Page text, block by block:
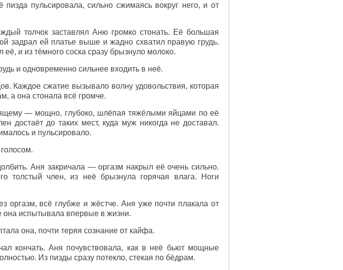
пульсировала, сильно сжимаясь вокруг него, и от
толчок заставлял Аню громко стонать. Её большая
задрал ей платье выше и жадно схватил правую грудь.
и из тёмного соска сразу брызнуло молоко.
и одновременно сильнее входить в неё.
Каждое сжатие вызывало волну удовольствия, которая
а она стонала всё громче.
— мощно, глубоко, шлёпая тяжёлыми яйцами по её
достаёт до таких мест, куда муж никогда не доставал.
и пульсировало.
Аня закричала — оргазм накрыл её очень сильно.
толстый член, из неё брызнула горячая влага. Ноги
оргазм, всё глубже и жёстче. Аня уже почти плакала от
она испытывала впервые в жизни.
она, почти теряя сознание от кайфа.
кончать. Аня почувствовала, как в неё бьют мощные
Из пизды сразу потекло, стекая по бёдрам.